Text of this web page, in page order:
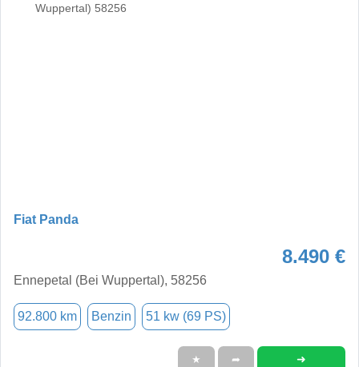
Fiat Panda
8.490 €
Ennepetal (Bei Wuppertal), 58256
92.800 km Benzin 51 kw (69 PS)
★ ➦ ➜